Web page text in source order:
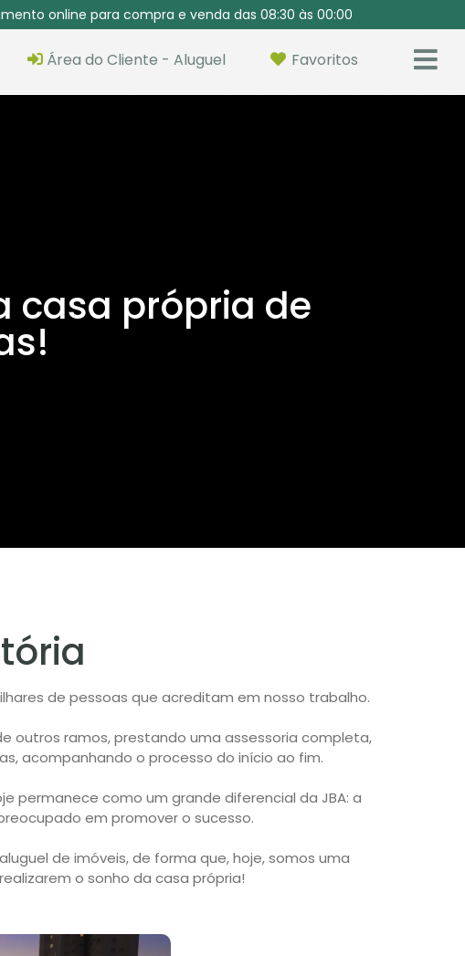
online para compra e venda das 08:30 às 00:00
Área do Cliente - Aluguel Favoritos
casa própria de
de pessoas que acreditam em nosso trabalho.
outros ramos, prestando uma assessoria completa,
acompanhando o processo do início ao fim.
permanece como um grande diferencial da JBA: a
em promover o sucesso.
de imóveis, de forma que, hoje, somos uma
o sonho da casa própria!